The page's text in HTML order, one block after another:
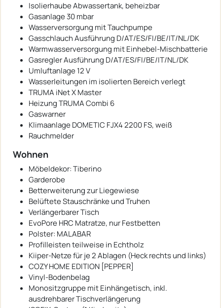
Isolierhaube Abwassertank, beheizbar
Gasanlage 30 mbar
Wasserversorgung mit Tauchpumpe
Gasschlauch Ausführung D/AT/ES/FI/BE/IT/NL/DK
Warmwasserversorgung mit Einhebel-Mischbatterie
Gasregler Ausführung D/AT/ES/FI/BE/IT/NL/DK
Umluftanlage 12 V
Wasserleitungen im isolierten Bereich verlegt
TRUMA iNet X Master
Heizung TRUMA Combi 6
Gaswarner
Klimaanlage DOMETIC FJX4 2200 FS, weiß
Rauchmelder
Wohnen
Möbeldekor: Tiberino
Garderobe
Betterweiterung zur Liegewiese
Belüftete Stauschränke und Truhen
Verlängerbarer Tisch
EvoPore HRC Matratze, nur Festbetten
Polster: MALABAR
Profilleisten teilweise in Echtholz
Kiiper-Netze für je 2 Ablagen (Heck rechts und links)
COZY HOME EDITION [PEPPER]
Vinyl-Bodenbelag
Monositzgruppe mit Einhängetisch, inkl.
ausdrehbarer Tischverlängerung